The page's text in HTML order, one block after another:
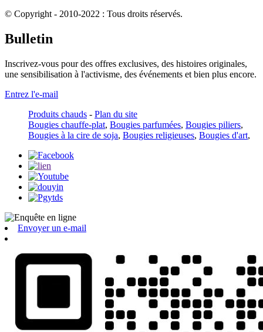
© Copyright - 2010-2022 : Tous droits réservés.
Bulletin
Inscrivez-vous pour des offres exclusives, des histoires originales,
une sensibilisation à l'activisme, des événements et bien plus encore.
Entrez l'e-mail
Produits chauds - Plan du site
Bougies chauffe-plat, Bougies parfumées, Bougies piliers,
Bougies à la cire de soja, Bougies religieuses, Bougies d'art,
Envoyer un e-mail